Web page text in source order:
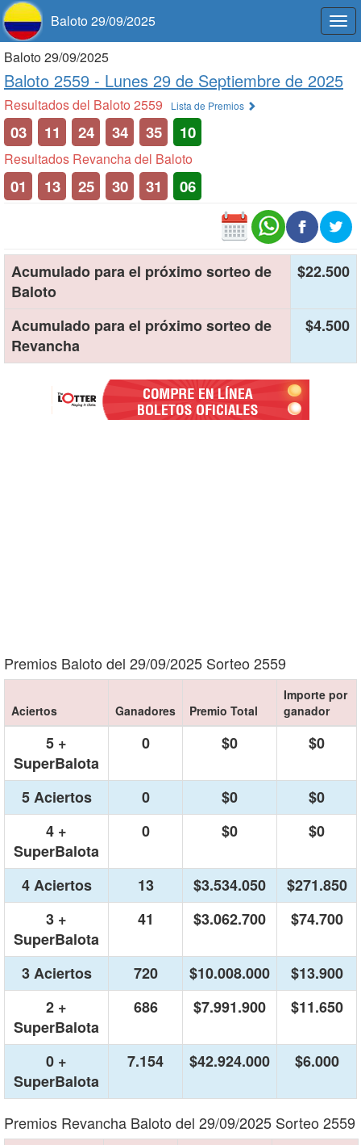
Baloto 29/09/2025
Baloto 29/09/2025
Baloto 2559 - Lunes 29 de Septiembre de 2025
Resultados del Baloto 2559 Lista de Premios
03 11 24 34 35 10
Resultados Revancha del Baloto
01 13 25 30 31 06
Acumulado para el próximo sorteo de
Baloto
$22.500
Acumulado para el próximo sorteo de
Revancha
$4.500
Premios Baloto del 29/09/2025 Sorteo 2559
Aciertos Ganadores Premio Total
Importe por
ganador
5 +
SuperBalota
0 $0 $0
5 Aciertos 0 $0
$0
4 +
SuperBalota
0 $0 $0
4 Aciertos 13 $3.534.050
$271.850
3 +
SuperBalota
41 $3.062.700 $74.700
3 Aciertos 720 $10.008.000
$13.900
2 +
SuperBalota
686 $7.991.900 $11.650
0 +
SuperBalota
7.154 $42.924.000 $6.000
Premios Revancha Baloto del 29/09/2025 Sorteo 2559